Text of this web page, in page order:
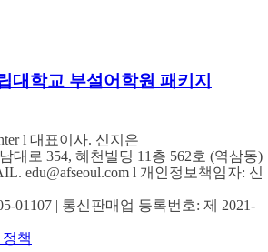
대학교 부설어학원 패키지
l 대표이사. 신지은
대로 354, 혜천빌딩 11층 562호 (역삼동)
edu@afseoul.com l 개인정보책임자: 신
01107 | 통신판매업 등록번호: 제 2021-
책